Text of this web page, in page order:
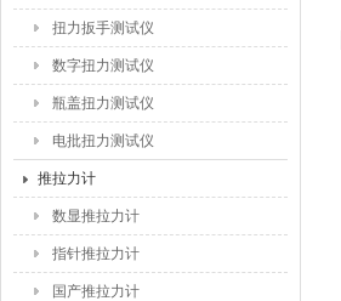
扭力扳手测试仪
数字扭力测试仪
瓶盖扭力测试仪
电批扭力测试仪
推拉力计
数显推拉力计
指针推拉力计
国产推拉力计